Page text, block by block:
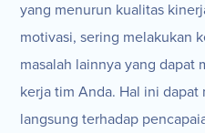
yang menurun kualitas
motivasi, sering melakukan
masalah lainnya yang
kerja tim Anda. Hal ini dapat
langsung terhadap